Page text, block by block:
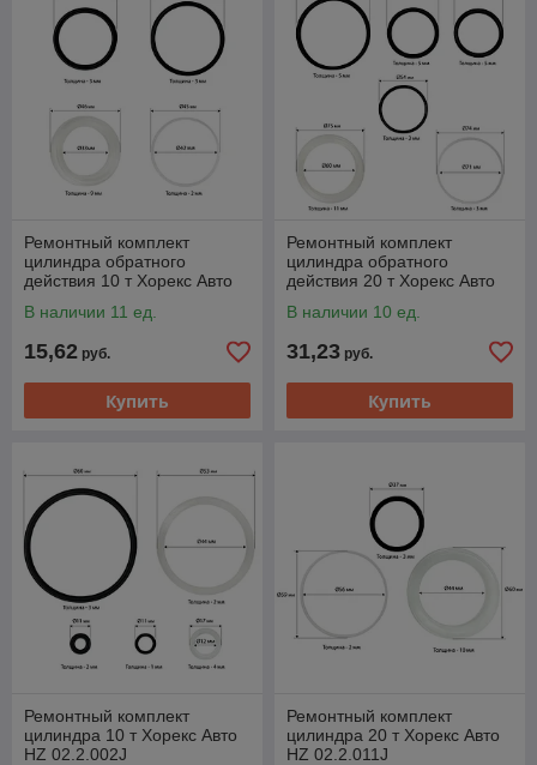
Ремонтный комплект
цилиндра обратного
действия 10 т Хорекс Авто
В наличии 11 ед.
15,62 руб.
Купить
Ремонтный комплект
цилиндра обратного
действия 20 т Хорекс Авто
В наличии 10 ед.
31,23 руб.
Купить
Ремонтный комплект
цилиндра 10 т Хорекс Авто
HZ 02.2.002J
Ремонтный комплект
цилиндра 20 т Хорекс Авто
HZ 02.2.011J